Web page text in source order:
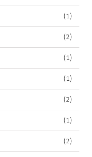
(1)
(2)
(1)
(1)
(2)
(1)
(2)